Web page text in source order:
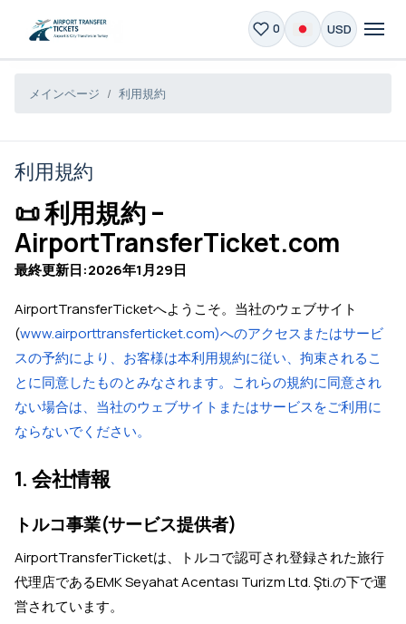
0 USD
メインページ 利用規約
利用規約
📜 利用規約 –
AirportTransferTicket.com
最終更新日:2026年1月29日
AirportTransferTicketへようこそ。当社のウェブサイト
(www.airporttransferticket.com)へのアクセスまたはサービ
スの予約により、お客様は本利用規約に従い、拘束されるこ
とに同意したものとみなされます。これらの規約に同意され
ない場合は、当社のウェブサイトまたはサービスをご利用に
ならないでください。
1. 会社情報
トルコ事業(サービス提供者)
AirportTransferTicketは、トルコで認可され登録された旅行
代理店であるEMK Seyahat Acentası Turizm Ltd. Şti.の下で運
営されています。